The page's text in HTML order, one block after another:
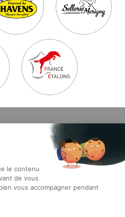
le contenu
de vous
vous accompagner pendant
légales
& arrêtés
et AMI